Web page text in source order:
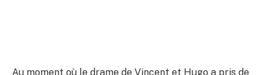
Au moment où le drame de Vincent et Hugo a pris de